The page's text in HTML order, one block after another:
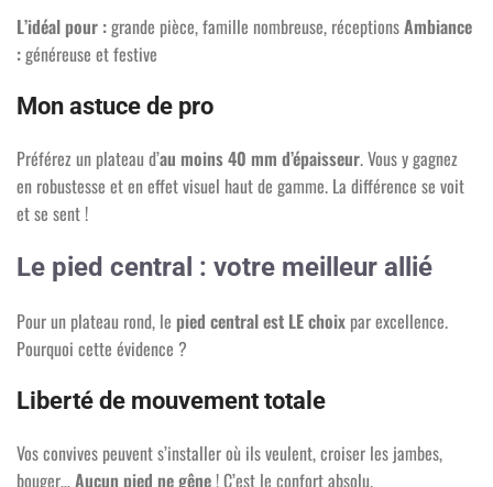
L’idéal pour :grande pièce, famille nombreuse, réceptionsAmbiance
:généreuse et festive
Mon astuce de pro
Préférez un plateau d’au moins 40 mm d’épaisseur. Vous y gagnez
en robustesse et en effet visuel haut de gamme. La différence se voit
et se sent !
Le pied central : votre meilleur allié
Pour un plateau rond, le pied central est LE choix par excellence.
Pourquoi cette évidence ?
Liberté de mouvement totale
Vos convives peuvent s’installer où ils veulent, croiser les jambes,
bouger…Aucun pied ne gêne! C’est le confort absolu.